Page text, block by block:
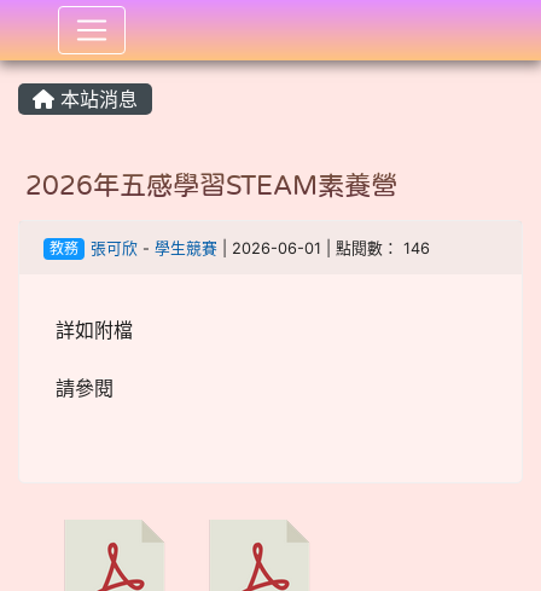
:::
本站消息
2026年五感學習STEAM素養營
教務 張可欣- 學生競賽| 2026-06-01 | 點閱數： 146
詳如附檔
請參閱